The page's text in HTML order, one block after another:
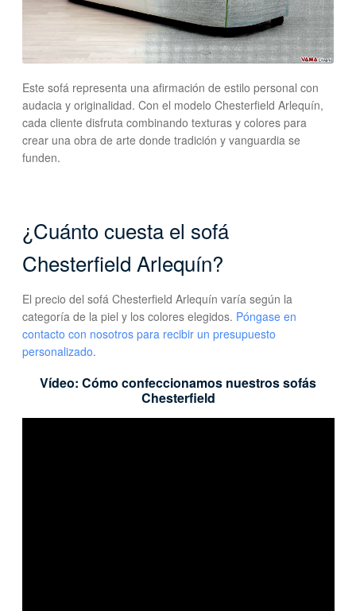
Este sofá representa una afirmación de estilo personal con
audacia y originalidad. Con el modelo Chesterfield Arlequín,
cada cliente disfruta combinando texturas y colores para
crear una obra de arte donde tradición y vanguardia se
funden.
¿Cuánto cuesta el sofá
Chesterfield Arlequín?
El precio del sofá Chesterfield Arlequín varía según la
categoría de la piel y los colores elegidos. Póngase en
contacto con nosotros para recibir un presupuesto
personalizado.
Vídeo: Cómo confeccionamos nuestros sofás
Chesterfield